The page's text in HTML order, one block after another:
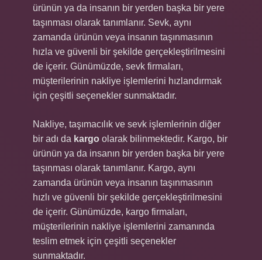
ürünün ya da insanın bir yerden başka bir yere
taşınması olarak tanımlanır. Sevk, aynı
zamanda ürünün veya insanın taşınmasının
hızla ve güvenli bir şekilde gerçekleştirilmesini
de içerir. Günümüzde, sevk firmaları,
müşterilerinin nakliye işlemlerini hızlandırmak
için çeşitli seçenekler sunmaktadır.
Nakliye, taşımacılık ve sevk işlemlerinin diğer
bir adı da kargo olarak bilinmektedir. Kargo, bir
ürünün ya da insanın bir yerden başka bir yere
taşınması olarak tanımlanır. Kargo, aynı
zamanda ürünün veya insanın taşınmasının
hızlı ve güvenli bir şekilde gerçekleştirilmesini
de içerir. Günümüzde, kargo firmaları,
müşterilerinin nakliye işlemlerini zamanında
teslim etmek için çeşitli seçenekler
sunmaktadır.